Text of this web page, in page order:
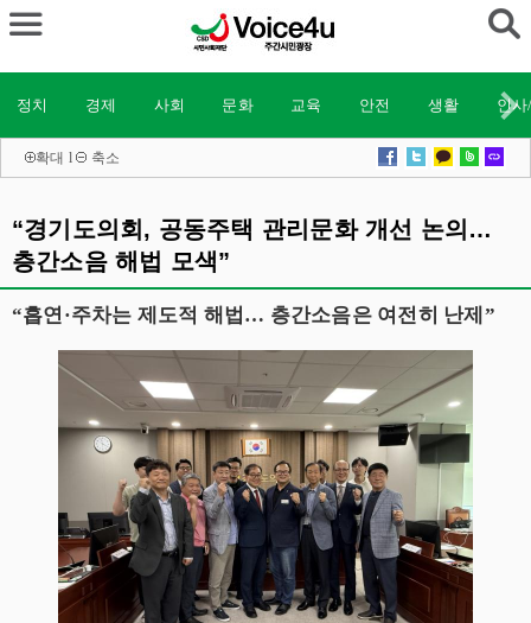
정치 경제 사회 문화 교육 안전 생활 인
확대 l 축소
“경기도의회, 공동주택 관리문화 개선 논의…
층간소음 해법 모색”
“흡연·주차는 제도적 해법… 층간소음은 여전히 난제”